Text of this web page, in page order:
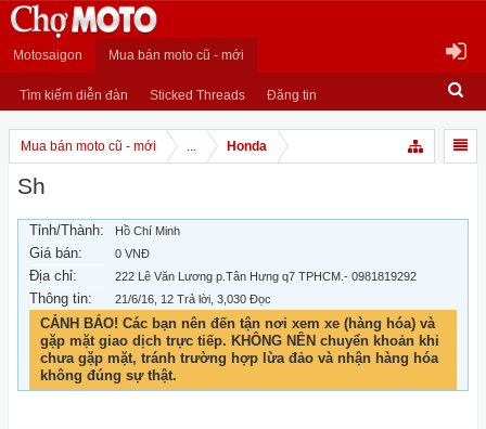
Motosaigon Mua bán moto cũ - mới
Tìm kiếm diễn đàn Sticked Threads Đăng tin
Mua bán moto cũ - mới ... Honda
Sh
Tỉnh/Thành: Hồ Chí Minh
Giá bán: 0 VNĐ
Địa chỉ: 222 Lê Văn Lương p.Tân Hưng q7 TPHCM.- 0981819292
Thông tin: 21/6/16 , 12 Trả lời, 3,030 Đọc
CẢNH BÁO! Các bạn nên đến tận nơi xem xe (hàng hóa) và
gặp mặt giao dịch trực tiếp. KHÔNG NÊN chuyển khoản khi
chưa gặp mặt, tránh trường hợp lừa đảo và nhận hàng hóa
không đúng sự thật.